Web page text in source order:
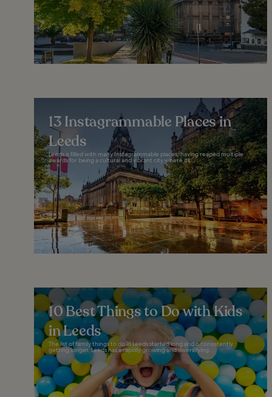
13 Instagrammable Places in
Leeds
Leeds is filled with many Instagrammable places, having reaped multiple
awards for being a cultural and vibrant city where its...
10 Best Things to Do with Kids
in Leeds
The list of family things to do in Leeds started long and is consistently
getting longer. Leeds has a rapidly growing and diversifying...